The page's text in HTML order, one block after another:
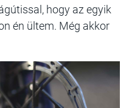
hogy az egyik
én ültem. Még akkor